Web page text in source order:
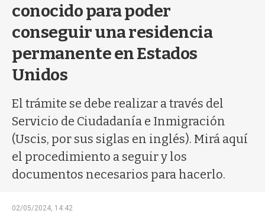
conocido para poder
conseguir una residencia
permanente en Estados
Unidos
El trámite se debe realizar a través del
Servicio de Ciudadanía e Inmigración
(Uscis, por sus siglas en inglés). Mirá aquí
el procedimiento a seguir y los
documentos necesarios para hacerlo.
02/05/2024, 14:42